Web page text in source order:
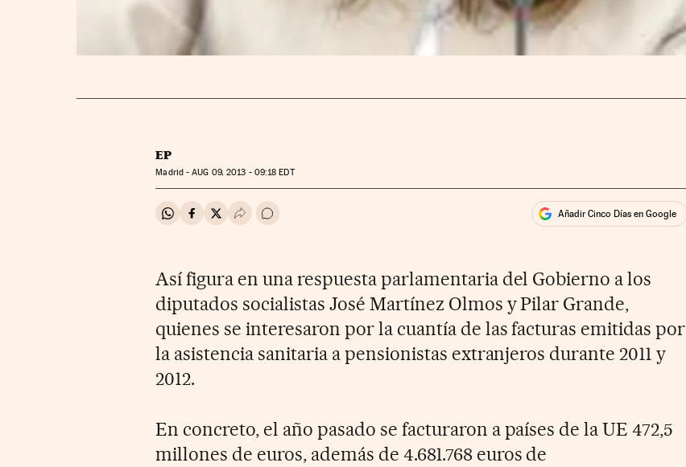
EP
Madrid -AUG 09, 2013 - 09:18 EDT
Compartir en Whatsapp
Compartir en Facebook
Compartir en Twitter
Desplegar Redes Sociales
Ir a los comentarios Añadir Cinco Días en Google
Así figura en una respuesta parlamentaria del Gobierno a los
diputados socialistas José Martínez Olmos y Pilar Grande,
quienes se interesaron por la cuantía de las facturas emitidas por
la asistencia sanitaria a pensionistas extranjeros durante 2011 y
2012.
En concreto, el año pasado se facturaron a países de la UE 472,5
millones de euros, además de 4.681.768 euros de